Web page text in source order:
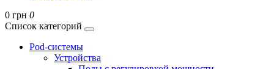
0 грн 0
Список категорий
Pod-системы
Устройства